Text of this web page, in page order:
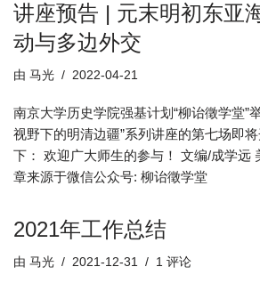
讲座预告 | 元末明初东亚
动与多边外交
由 马光 2022-04-21
南京大学历史学院强基计划“柳诒徵学堂”
视野下的明清边疆”系列讲座的第七场即
下： 欢迎广大师生的参与！ 文编/成学
章来源于微信公众号: 柳诒徵学堂
2021年工作总结
由 马光 2021-12-31 1 评论